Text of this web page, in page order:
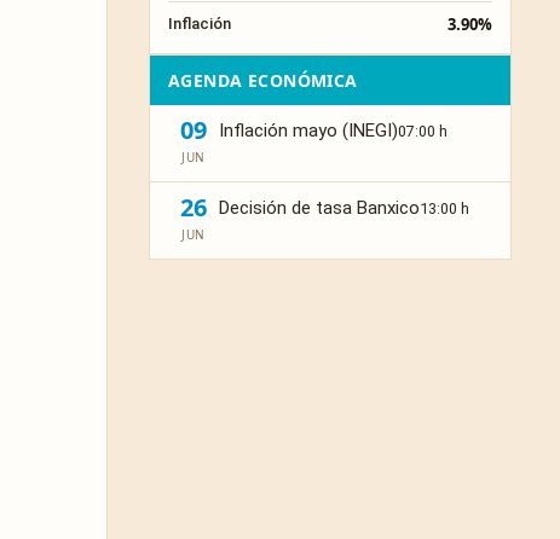
Inflación 3.90%
AGENDA ECONÓMICA
09
JUN
Inflación mayo (INEGI)07:00 h
26
JUN
Decisión de tasa Banxico13:00 h